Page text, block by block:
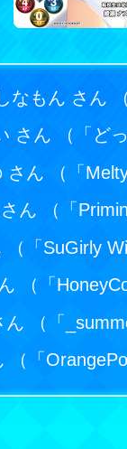
なもん さん
さん （「ど
さん （「
ん （「
（「SuGirly
（「
ん （「
（「